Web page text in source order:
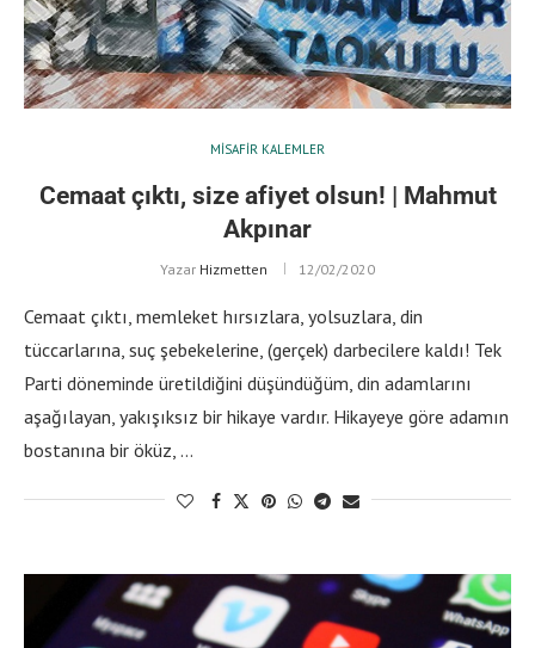
MISAFIR KALEMLER
Cemaat çıktı, size afiyet olsun! | Mahmut
Akpınar
Yazar Hizmetten 12/02/2020
Cemaat çıktı, memleket hırsızlara, yolsuzlara, din
tüccarlarına, suç şebekelerine, (gerçek) darbecilere kaldı! Tek
Parti döneminde üretildiğini düşündüğüm, din adamlarını
aşağılayan, yakışıksız bir hikaye vardır. Hikayeye göre adamın
bostanına bir öküz, …